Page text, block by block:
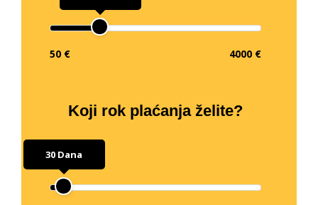
50 € 4000 €
Koji rok plaćanja želite?
30 Dana